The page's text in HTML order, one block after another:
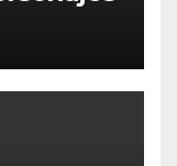
ya